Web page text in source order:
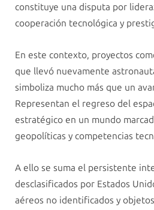
constituye una disputa por
cooperación tecnológica y
En este contexto, proyectos
que llevó nuevamente
simboliza mucho más que un
Representan el regreso del
estratégico en un mundo
geopolíticas y competencias
A ello se suma el persistente
desclasificados por Estados
aéreos no identificados y